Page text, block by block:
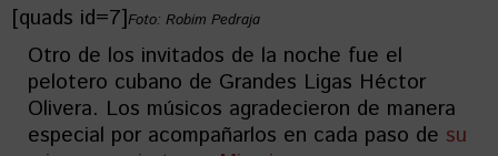
[quads id=7]Foto: Robim Pedraja
Otro de los invitados de la noche fue el
pelotero cubano de Grandes Ligas Héctor
Olivera. Los músicos agradecieron de manera
especial por acompañarlos en cada paso de su